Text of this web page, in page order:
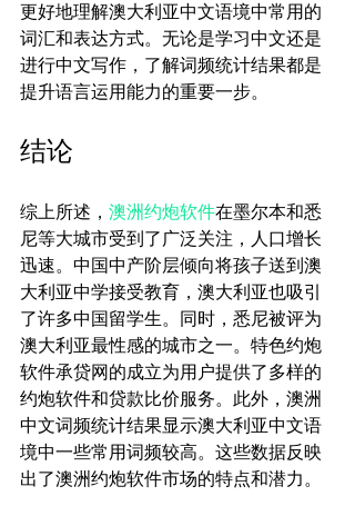
更好地理解澳大利亚中文语境中常用的
词汇和表达方式。无论是学习中文还是
进行中文写作，了解词频统计结果都是
结论
综上所述， 澳洲约炮软件在墨尔本和悉
尼等大城市受到了广泛关注，人口增长
迅速。中国中产阶层倾向将孩子送到澳
大利亚中学接受教育，澳大利亚也吸引
了许多中国留学生。同时，悉尼被评为
澳大利亚最性感的城市之一。特色约炮
软件承贷网的成立为用户提供了多样的
约炮软件和贷款比价服务。此外，澳洲
中文词频统计结果显示澳大利亚中文语
境中一些常用词频较高。这些数据反映
出了澳洲约炮软件市场的特点和潜力。